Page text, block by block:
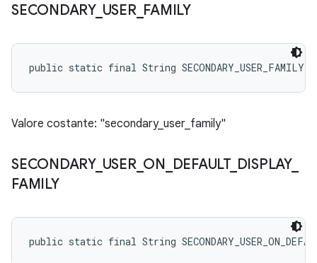
SECONDARY_ USER_ FAMILY
public static final String SECONDARY_USER_FAMILY
Valore costante: "secondary_user_family"
SECONDARY_ USER_ ON DEFAULT_ DISPLAY_
FAMILY
public static final String